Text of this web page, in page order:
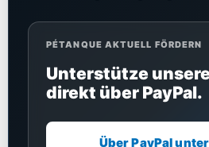
PÉTANQUE AKTUELL FÖRDERN
Unterstütze
direkt über PayPal.
Über PayPal